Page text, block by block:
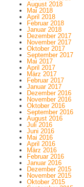
August 2018
Mai 2018
April 2018
Februar 2018
Januar 2018
Dezember 2017
November 2017
Oktober 2017
September 2017
Mai 2017
April 2017
März 2017
Februar 2017
Januar 2017
Dezember 2016
November 2016
Oktober 2016
September 2016
August 2016
Juli 2016
Juni 2016
Mai 2016
April 2016
März 2016
Februar 2016
Januar 2016
Dezember 2015
November 2015
Oktober 2015